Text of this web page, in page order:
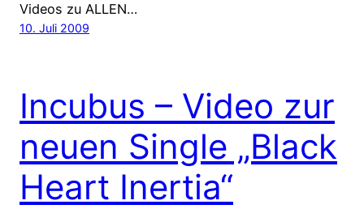
Videos zu ALLEN…
10. Juli 2009
Incubus – Video zur
neuen Single „Black
Heart Inertia“